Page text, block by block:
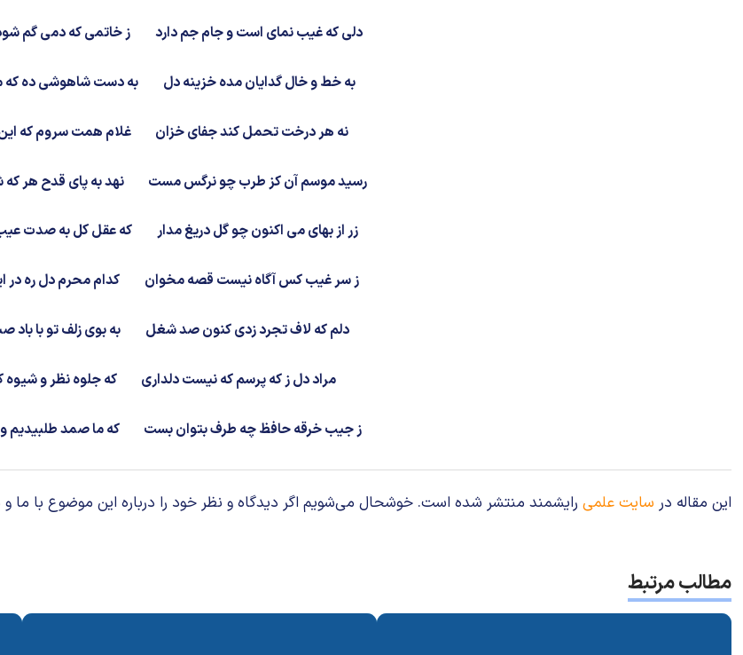
دلی که غیب نمای است و جام جم دارد ز خاتمی که دمی گم
به خط و خال گدایان مده خزینه دل به دست شاهوشی ده که
نه هر درخت تحمل کند جفای خزان غلام همت سروم که
رسید موسم آن کز طرب چو نرگس مست نهد به پای قدح هر
زر از بهای می اکنون چو گل دریغ مدار که عقل کل به صدت
ز سر غیب کس آگاه نیست قصه مخوان کدام محرم دل ره در
دلم که لاف تجرد زدی کنون صد شغل به بوی زلف تو با باد
مراد دل ز که پرسم که نیست دلداری که جلوه نظر و شیوه
ز جیب خرقه حافظ چه طرف بتوان بست که ما صمد طلبیدیم
این مقاله در سایت علمی رایشمند منتشر شده است. خوشحال می‌شویم اگر دیدگاه و نظر خود را درباره این موضوع با ما و
مطالب مرتبط